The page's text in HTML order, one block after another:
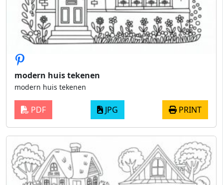
modern huis tekenen
modern huis tekenen
PDF JPG PRINT